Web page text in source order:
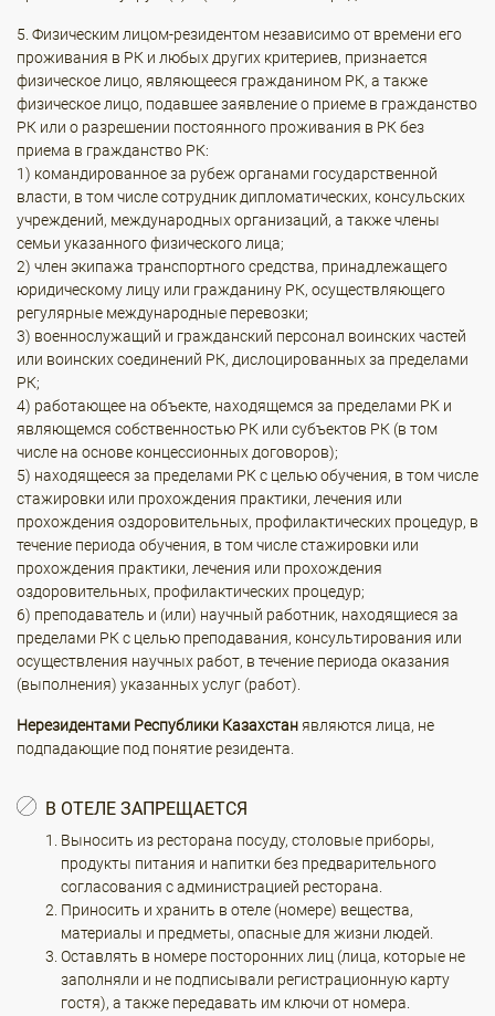
5. Физическим лицом-резидентом независимо от времени его
проживания в РК и любых других критериев, признается
физическое лицо, являющееся гражданином РК, а также
физическое лицо, подавшее заявление о приеме в гражданство
РК или о разрешении постоянного проживания в РК без
приема в гражданство РК:
1) командированное за рубеж органами государственной
власти, в том числе сотрудник дипломатических, консульских
учреждений, международных организаций, а также члены
семьи указанного физического лица;
2) член экипажа транспортного средства, принадлежащего
юридическому лицу или гражданину РК, осуществляющего
регулярные международные перевозки;
3) военнослужащий и гражданский персонал воинских частей
или воинских соединений РК, дислоцированных за пределами
РК;
4) работающее на объекте, находящемся за пределами РК и
являющемся собственностью РК или субъектов РК (в том
числе на основе концессионных договоров);
5) находящееся за пределами РК с целью обучения, в том числе
стажировки или прохождения практики, лечения или
прохождения оздоровительных, профилактических процедур, в
течение периода обучения, в том числе стажировки или
прохождения практики, лечения или прохождения
оздоровительных, профилактических процедур;
6) преподаватель и (или) научный работник, находящиеся за
пределами РК с целью преподавания, консультирования или
осуществления научных работ, в течение периода оказания
(выполнения) указанных услуг (работ).
Нерезидентами Республики Казахстан являются лица, не
подпадающие под понятие резидента.
В ОТЕЛЕ ЗАПРЕЩАЕТСЯ
Выносить из ресторана посуду, столовые приборы,
продукты питания и напитки без предварительного
согласования с администрацией ресторана.
Приносить и хранить в отеле (номере) вещества,
материалы и предметы, опасные для жизни людей.
Оставлять в номере посторонних лиц (лица, которые не
заполняли и не подписывали регистрационную карту
гостя), а также передавать им ключи от номера.